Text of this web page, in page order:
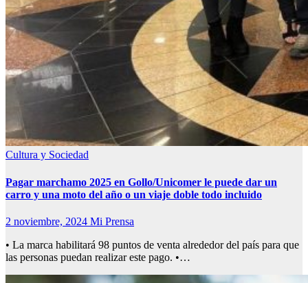
Cultura y Sociedad
Pagar marchamo 2025 en Gollo/Unicomer le puede dar un
carro y una moto del año o un viaje doble todo incluido
2 noviembre, 2024 Mi Prensa
• La marca habilitará 98 puntos de venta alrededor del país para que
las personas puedan realizar este pago. •…